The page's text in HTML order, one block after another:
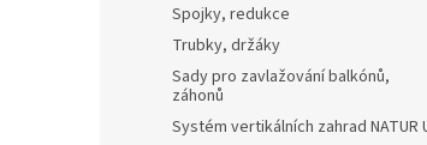
Spojky, redukce
Trubky, držáky
Sady pro zavlažování balkónů,
záhonů
Systém vertikálních zahrad NATUR